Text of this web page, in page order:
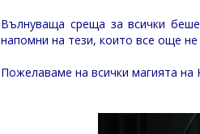
Вълнуваща среща за всички
напомни на тези, които все още
Пожелаваме на всички магията на